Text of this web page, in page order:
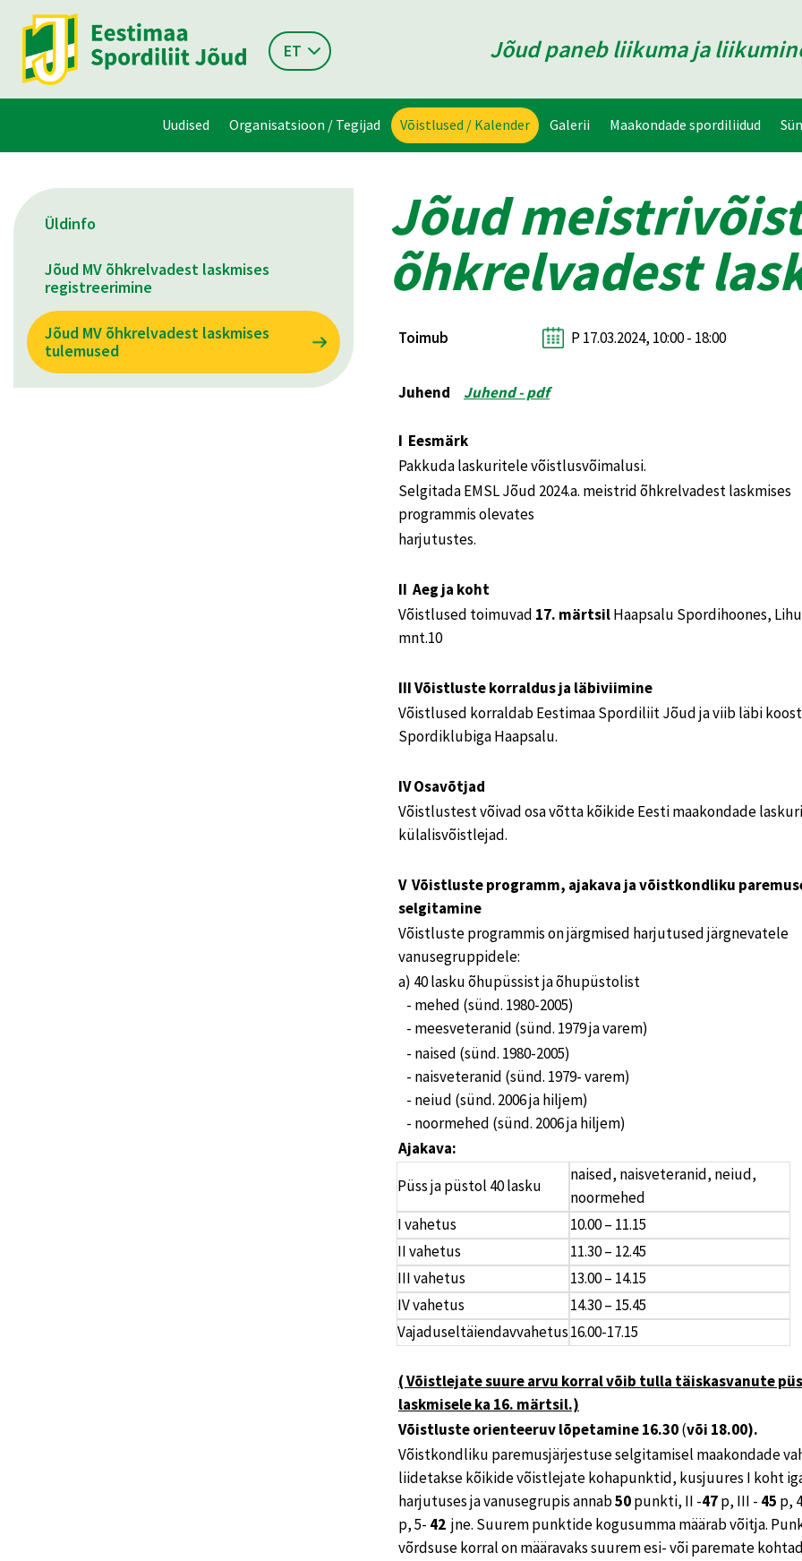
ET Jõud paneb liikuma ja
Uudised Organisatsioon / Tegijad Võistlused / Kalender Galerii Maakondade spordiliidud
Üldinfo
Jõud MV õhkrelvadest laskmises
registreerimine
Jõud MV õhkrelvadest laskmises
tulemused
Jõud
õhkrelvadest
Toimub P 17.03.2024, 10:00 - 18:00
Juhend Juhend - pdf
I Eesmärk
Pakkuda laskuritele võistlusvõimalusi.
Selgitada EMSL Jõud 2024.a. meistrid õhkrelvadest laskmises
programmis olevates
harjutustes.
II Aeg ja koht
Võistlused toimuvad 17. märtsilHaapsalu Spordihoones,
mnt.10
III Võistluste korraldus ja läbiviimine
Võistlused korraldab Eestimaa Spordiliit Jõud ja viib läbi
Spordiklubiga Haapsalu.
IV Osavõtjad
Võistlustest võivad osa võtta kõikide Eesti maakondade
külalisvõistlejad.
V Võistluste programm, ajakava ja võistkondliku
selgitamine
Võistluste programmis on järgmised harjutused järgnevatele
vanusegruppidele:
a) 40 lasku õhupüssist ja õhupüstolist
- mehed (sünd. 1980-2005)
- meesveteranid (sünd. 1979 ja varem)
- naised (sünd. 1980-2005)
- naisveteranid (sünd. 1979- varem)
- neiud (sünd. 2006 ja hiljem)
- noormehed (sünd. 2006 ja hiljem)
Ajakava:
Püss ja püstol 40 lasku
naised, naisveteranid, neiud,
noormehed
I vahetus
10.00 – 11.15
II vahetus
11.30 – 12.45
III vahetus
13.00 – 14.15
IV vahetus
14.30 – 15.45
Vajaduseltäiendavvahetus16.00-17.15
( Võistlejate suure arvu korral võib tulla täiskasvanute
laskmisele ka 16. märtsil.)
Võistluste orienteeruv lõpetamine 16.30(või 18.00).
Võistkondliku paremusjärjestuse selgitamisel maakondade
liidetakse kõikide võistlejate kohapunktid, kusjuures I koht
harjutuses ja vanusegrupis annab50punkti, II -47p, III - 45 p,
p, 5- 42 jne. Suurem punktide kogusumma määrab võitja.
võrdsuse korral on määravaks suurem esi- või paremate